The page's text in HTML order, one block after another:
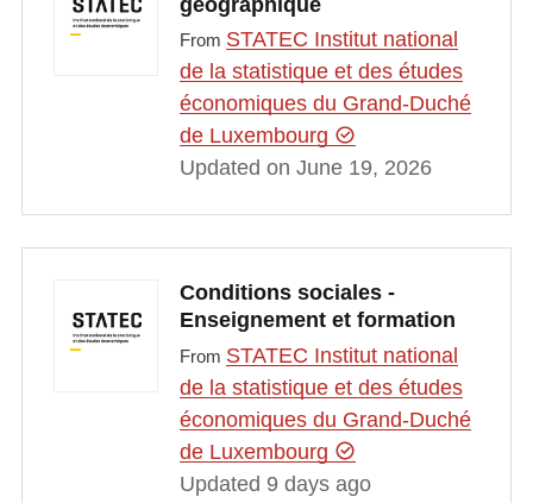
From STATEC Institut national
de la statistique et des études
économiques du Grand-Duché
de Luxembourg
Updated on June 19, 2026
Conditions sociales -
Enseignement et formation
From STATEC Institut national
de la statistique et des études
économiques du Grand-Duché
de Luxembourg
Updated 9 days ago